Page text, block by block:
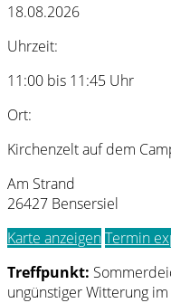
18.08.2026
Uhrzeit:
11:00 bis 11:45 Uhr
Ort:
Kirchenzelt auf dem
Am Strand
26427 Bensersiel
Karte anzeigenTermin
Treffpunkt:
ungünstiger Witterung